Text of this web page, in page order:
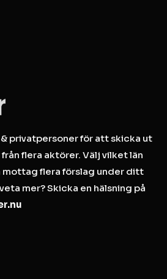
privatpersoner för att skicka ut
flera aktörer. Välj vilket län
mottag flera förslag under ditt
mer? Skicka en hälsning på